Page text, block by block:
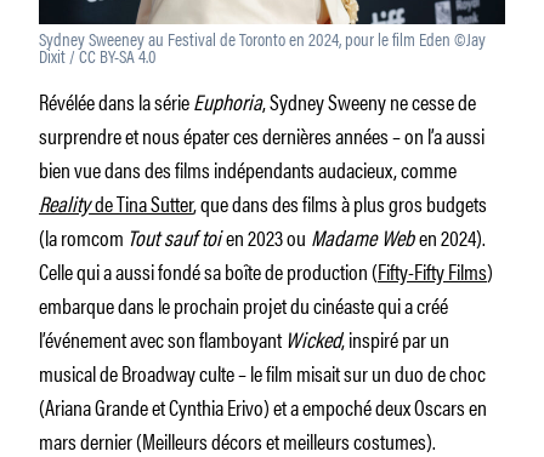
Sydney Sweeney au Festival de Toronto en 2024, pour le film Eden ©Jay
Dixit / CC BY-SA 4.0
Révélée dans la sérieEuphoria, Sydney Sweeny ne cesse de
surprendre et nous épater ces dernières années – on l’a aussi
bien vue dans des films indépendants audacieux, comme
Realityde Tina Sutter, que dans des films à plus gros budgets
(la romcom Tout sauf toien 2023 ou Madame Weben 2024).
Celle qui a aussi fondé sa boîte de production (Fifty-Fifty Films)
embarque dans le prochain projet du cinéaste qui a créé
l’événement avec son flamboyantWicked, inspiré par un
musical de Broadway culte – le film misait sur un duo de choc
(Ariana Grande et Cynthia Erivo) et a empoché deux Oscars en
mars dernier (Meilleurs décors et meilleurs costumes).